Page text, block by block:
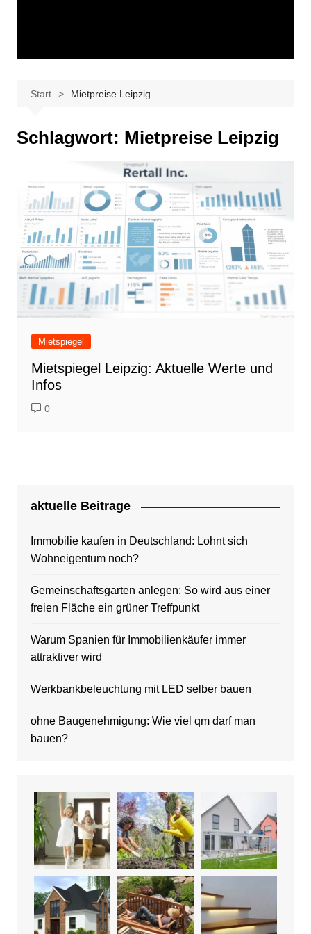
Start Mietpreise Leipzig
Schlagwort: Mietpreise Leipzig
Mietspiegel
Mietspiegel Leipzig: Aktuelle Werte und
Infos
0
aktuelle Beitrage
Immobilie kaufen in Deutschland: Lohnt sich
Wohneigentum noch?
Gemeinschaftsgarten anlegen: So wird aus einer
freien Fläche ein grüner Treffpunkt
Warum Spanien für Immobilienkäufer immer
attraktiver wird
Werkbankbeleuchtung mit LED selber bauen
ohne Baugenehmigung: Wie viel qm darf man
bauen?